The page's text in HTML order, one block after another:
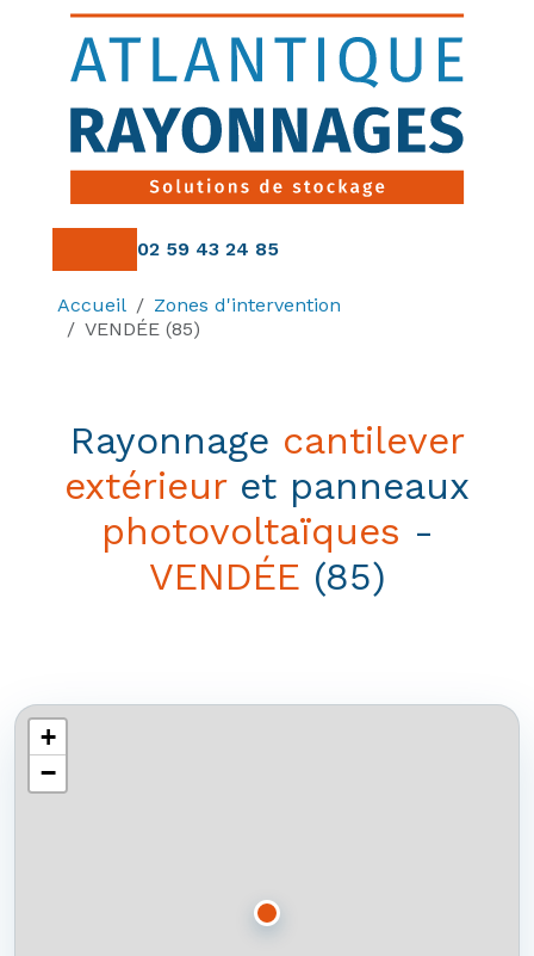
02 59 43 24 85
Accueil
Zones d'intervention
VENDÉE (85)
Rayonnage cantilever
extérieuret panneaux
photovoltaïques -
VENDÉE (85)
+
−
Panneau de gestion des cookies